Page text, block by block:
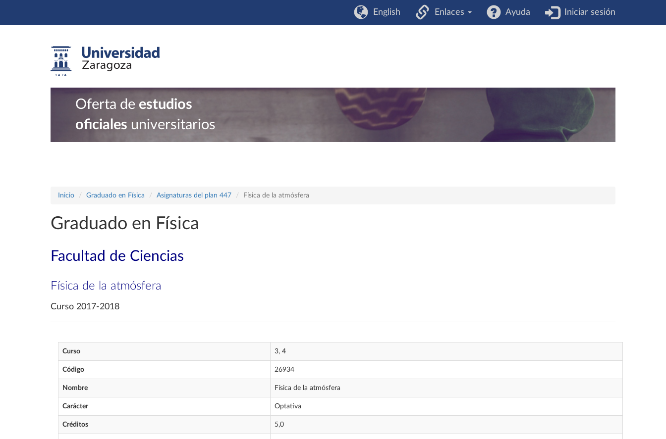
English Enlaces Ayuda Iniciar sesión
Oferta de estudios
oficiales universitarios
Inicio Graduado en Física Asignaturas del plan 447 Física de la atmósfera
Graduado en Física
Facultad de Ciencias
Física de la atmósfera
Curso 2017-2018
Curso 3, 4
Código 26934
Nombre Física de la atmósfera
Carácter Optativa
Créditos 5,0